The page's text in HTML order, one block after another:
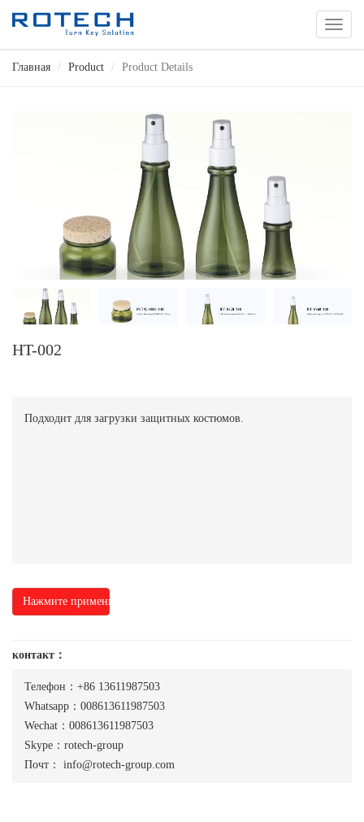
切
换
Главная Product Product Details
HT-002
Подходит для загрузки защитных костюмов.
Нажмите применить
контакт：
Телефон：+86 13611987503
Whatsapp：008613611987503
Wechat：008613611987503
Skype：rotech-group
Почт： info@rotech-group.com